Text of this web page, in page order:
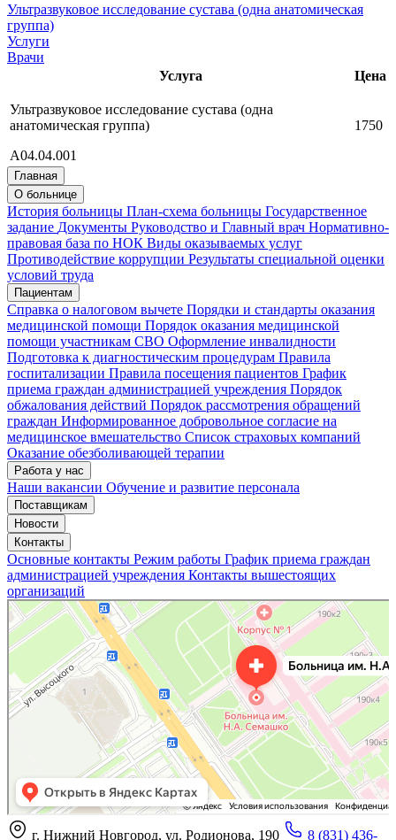
Ультразвуковое исследование сустава (одна анатомическая
группа)
Услуги
Врачи
Услуга
Цена
Ультразвуковое исследование сустава (одна
анатомическая группа)
А04.04.001
1750
Главная
О больнице
История больницы План-схема больницы Государственное
задание Документы Руководство и Главный врач Нормативно-
правовая база по НОК Виды оказываемых услуг
Противодействие коррупции Результаты специальной оценки
условий труда
Пациентам
Справка о налоговом вычете Порядки и стандарты оказания
медицинской помощи Порядок оказания медицинской
помощи участникам СВО Оформление инвалидности
Подготовка к диагностическим процедурам Правила
госпитализации Правила посещения пациентов График
приема граждан администрацией учреждения Порядок
обжалования действий Порядок рассмотрения обращений
граждан Информированное добровольное согласие на
медицинское вмешательство Список страховых компаний
Оказание обезболивающей терапии
Работа у нас
Наши вакансии Обучение и развитие персонала
Поставщикам
Новости
Контакты
Основные контакты Режим работы График приема граждан
администрацией учреждения Контакты вышестоящих
организаций
«Нижегородская областная клиническая больница имени Н.А. Семашко»
Отделение больницы, госпиталя в Нижнем Новгороде
Больница для взрослых в Нижнем Новгороде
г. Нижний Новгород, ул. Родионова, 190 8 (831) 436-